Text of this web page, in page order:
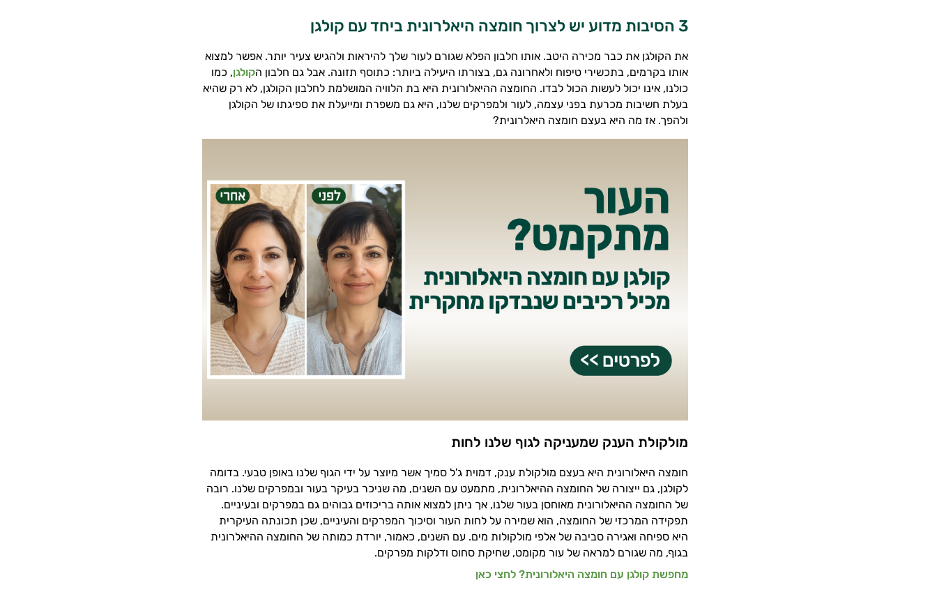
3 הסיבות מדוע יש לצרוך חומצה היאלרונית ביחד עם קולגן
את הקולגן את כבר מכירה היטב. אותו חלבון הפלא שגורם לעור שלך להיראות ולהגיש צעיר יותר. אפשר למצוא
אותו בקרמים, בתכשירי טיפוח ולאחרונה גם, בצורתו היעילה ביותר: כתוסף תזונה. אבל גם חלבון הקולגן, כמו
כולנו, אינו יכול לעשות הכול לבדו. החומצה ההיאלורונית היא בת הלוויה המושלמת לחלבון הקולגן, לא רק שהיא
בעלת חשיבות מכרעת בפני עצמה, לעור ולמפרקים שלנו, היא גם משפרת ומייעלת את ספיגתו של הקולגן
ולהפך. אז מה היא בעצם חומצה היאלרונית?
מולקולת הענק שמעניקה לגוף שלנו לחות
חומצה היאלורונית היא בעצם מולקולת ענק, דמוית ג'ל סמיך אשר מיוצר על ידי הגוף שלנו באופן טבעי. בדומה
לקולגן, גם ייצורה של החומצה ההיאלרונית, מתמעט עם השנים, מה שניכר בעיקר בעור ובמפרקים שלנו. רובה
של החומצה ההיאלורונית מאוחסן בעור שלנו, אך ניתן למצוא אותה בריכוזים גבוהים גם במפרקים ובעיניים.
תפקידה המרכזי של החומצה, הוא שמירה על לחות העור וסיכוך המפרקים והעיניים, שכן תכונתה העיקרית
היא ספיחה ואגירה סביבה של אלפי מולקולות מים. עם השנים, כאמור, יורדת כמותה של החומצה ההיאלרונית
בגוף, מה שגורם למראה של עור מקומט, שחיקת סחוס ודלקות מפרקים.
מחפשת קולגן עם חומצה היאלורונית? לחצי כאן